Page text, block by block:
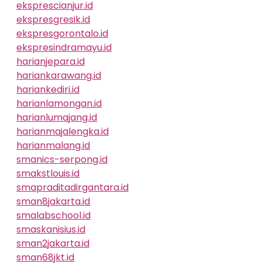
eksprescianjur.id
ekspresgresik.id
ekspresgorontalo.id
ekspresindramayu.id
harianjepara.id
hariankarawang.id
hariankediri.id
harianlamongan.id
harianlumajang.id
harianmajalengka.id
harianmalang.id
smanics-serpong.id
smakstlouis.id
smapraditadirgantara.id
sman8jakarta.id
smalabschool.id
smaskanisius.id
sman2jakarta.id
sman68jkt.id